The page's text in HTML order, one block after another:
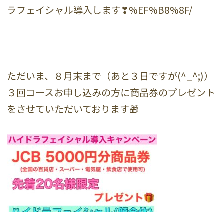
ラフェイシャル導入します❣%EF%B8%8F/
ただいま、８月末まで（あと３日ですが(^_^;)）
３回コースお申し込みの方に商品券のプレゼント
をさせていただいております🎁